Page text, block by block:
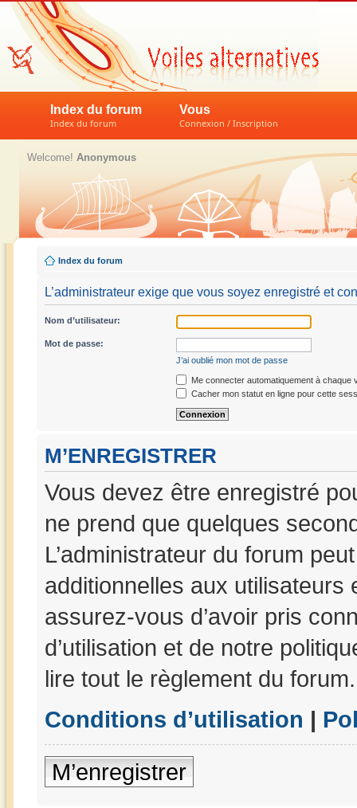
Index du forum
Index du forum
Vous
Connexion / Inscription
Welcome! Anonymous
Index du forum
L’administrateur exige que vous soyez enregistré et
Nom d’utilisateur:
Mot de passe:
J’ai oublié mon mot de passe
Me connecter automatiquement à chaque
Cacher mon statut en ligne pour cette
M’ENREGISTRER
Vous devez être enregistré
ne prend que quelques
L’administrateur du forum
additionnelles aux utilisateurs
assurez-vous d’avoir pris
d’utilisation et de notre
lire tout le règlement du forum.
Conditions d’utilisation |
M’enregistrer